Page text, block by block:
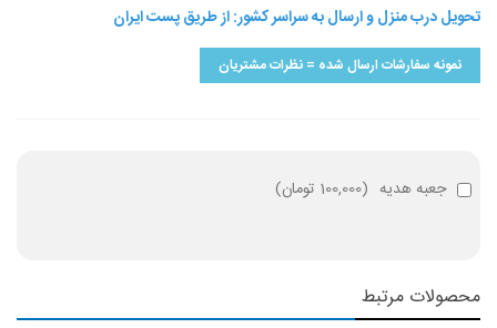
تحویل درب منزل و ارسال به سراسر کشور: از طریق پست ایران
نمونه سفارشات ارسال شده = نظرات مشتریان
جعبه هدیه (100,000 تومان )
محصولات مرتبط